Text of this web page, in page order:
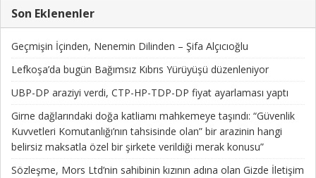
Son Eklenenler
Geçmişin İçinden, Nenemin Dilinden – Şifa Alçıcıoğlu
Lefkoşa’da bugün Bağımsız Kıbrıs Yürüyüşü düzenleniyor
UBP-DP araziyi verdi, CTP-HP-TDP-DP fiyat ayarlaması yaptı
Girne dağlarındaki doğa katliamı mahkemeye taşındı: “Güvenlik
Kuvvetleri Komutanlığı’nın tahsisinde olan” bir arazinin hangi
belirsiz maksatla özel bir şirkete verildiği merak konusu”
Sözleşme, Mors Ltd’nin sahibinin kızının adına olan Gizde İletişim